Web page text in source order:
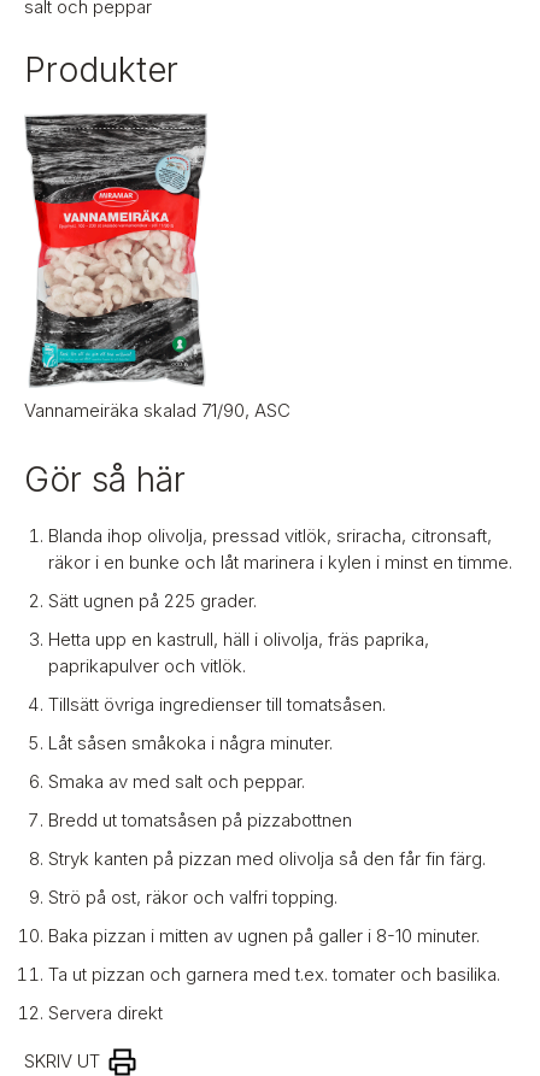
salt och peppar
Produkter
Vannameiräka skalad 71/90, ASC
Gör så här
Blanda ihop olivolja, pressad vitlök, sriracha, citronsaft,
räkor i en bunke och låt marinera i kylen i minst en timme.
Sätt ugnen på 225 grader.
Hetta upp en kastrull, häll i olivolja, fräs paprika,
paprikapulver och vitlök.
Tillsätt övriga ingredienser till tomatsåsen.
Låt såsen småkoka i några minuter.
Smaka av med salt och peppar.
Bredd ut tomatsåsen på pizzabottnen
Stryk kanten på pizzan med olivolja så den får fin färg.
Strö på ost, räkor och valfri topping.
Baka pizzan i mitten av ugnen på galler i 8-10 minuter.
Ta ut pizzan och garnera med t.ex. tomater och basilika.
Servera direkt
SKRIV UT